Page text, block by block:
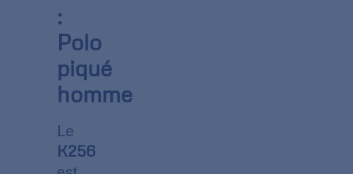
:
Polo
piqué
homme
Le
K256